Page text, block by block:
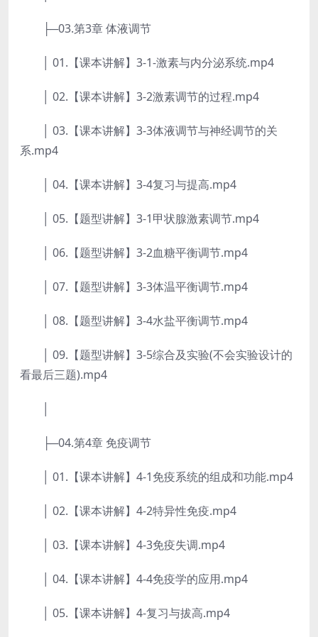
├─03.第3章 体液调节
│ 01.【课本讲解】3-1-激素与内分泌系统.mp4
│ 02.【课本讲解】3-2激素调节的过程.mp4
│ 03.【课本讲解】3-3体液调节与神经调节的关
系.mp4
│ 04.【课本讲解】3-4复习与提高.mp4
│ 05.【题型讲解】3-1甲状腺激素调节.mp4
│ 06.【题型讲解】3-2血糖平衡调节.mp4
│ 07.【题型讲解】3-3体温平衡调节.mp4
│ 08.【题型讲解】3-4水盐平衡调节.mp4
│ 09.【题型讲解】3-5综合及实验(不会实验设计的
看最后三题).mp4
├─04.第4章 免疫调节
│ 01.【课本讲解】4-1免疫系统的组成和功能.mp4
│ 02.【课本讲解】4-2特异性免疫.mp4
│ 03.【课本讲解】4-3免疫失调.mp4
│ 04.【课本讲解】4-4免疫学的应用.mp4
│ 05.【课本讲解】4-复习与拔高.mp4